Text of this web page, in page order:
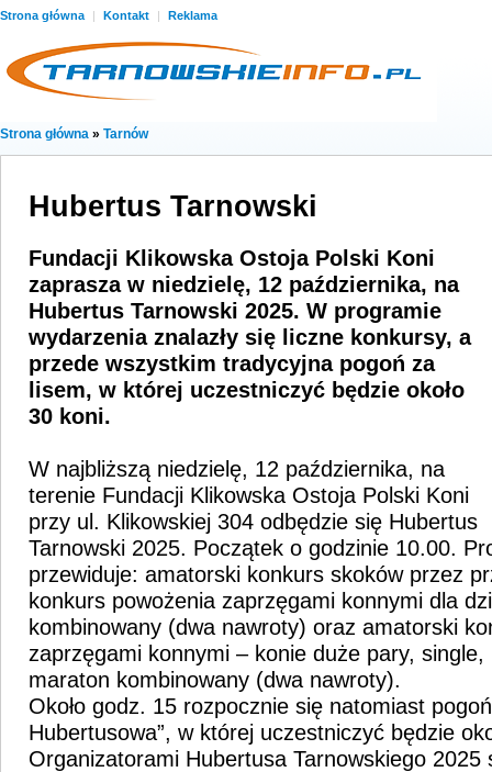
Strona główna | Kontakt | Reklama
Strona główna » Tarnów
Hubertus Tarnowski
Fundacji Klikowska Ostoja Polski Koni
zaprasza w niedzielę, 12 października, na
Hubertus Tarnowski 2025. W programie
wydarzenia znalazły się liczne konkursy, a
przede wszystkim tradycyjna pogoń za
lisem, w której uczestniczyć będzie około
30 koni.
W najbliższą niedzielę, 12 października, na
terenie Fundacji Klikowska Ostoja Polski Koni
przy ul. Klikowskiej 304 odbędzie się Hubertus
Tarnowski 2025. Początek o godzinie 10.00.
przewiduje: amatorski konkurs skoków przez
konkurs powożenia zaprzęgami konnymi dla
kombinowany (dwa nawroty) oraz amatorski
zaprzęgami konnymi – konie duże pary, single,
maraton kombinowany (dwa nawroty).
Około godz. 15 rozpocznie się natomiast
Hubertusowa”, w której uczestniczyć będzie
Organizatorami Hubertusa Tarnowskiego 2025